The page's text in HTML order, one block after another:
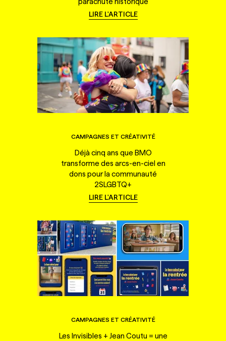
LIRE L'ARTICLE
CAMPAGNES ET CRÉATIVITÉ
Déjà cinq ans que BMO
transforme des arcs-en-ciel en
dons pour la communauté
2SLGBTQ+
LIRE L'ARTICLE
CAMPAGNES ET CRÉATIVITÉ
Les Invisibles + Jean Coutu = une